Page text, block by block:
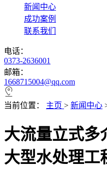
新闻中心
成功案例
联系我们
电话：
0373-2636001
邮箱：
1668715004@qq.com
当前位置： 主页 > 新闻中心
大流量立式多
大型水处理工